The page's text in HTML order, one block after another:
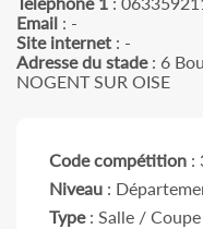
Email : -
Site internet : -
Adresse du stade: 6
NOGENT SUR OISE
Code compétition :
Niveau :
Type: Salle / Coupe